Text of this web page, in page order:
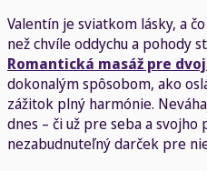
Valentín je sviatkom lásky, a
než chvíle oddychu a pohody
Romantická masáž pre
dokonalým spôsobom, ako
zážitok plný harmónie.
dnes – či už pre seba a
nezabudnuteľný darček pre